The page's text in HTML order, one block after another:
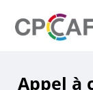
Appel à